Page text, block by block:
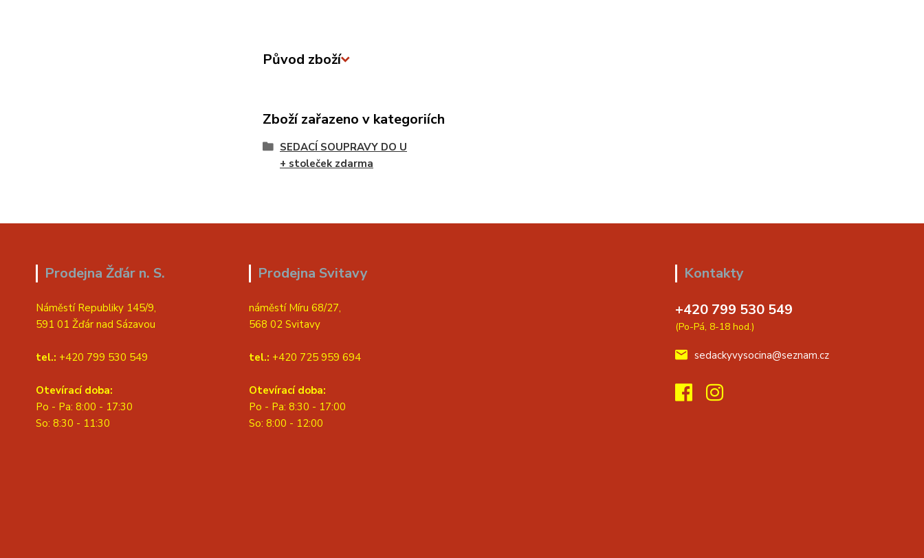
Původ zboží
Zboží zařazeno v kategoriích
SEDACÍ SOUPRAVY DO U
+ stoleček zdarma
Prodejna Žďár n. S.
Náměstí Republiky 145/9,
591 01 Žďár nad Sázavou
tel.: +420 799 530 549
Otevírací doba:
Po - Pa: 8:00 - 17:30
So: 8:30 - 11:30
Prodejna Svitavy
náměstí Míru 68/27,
568 02 Svitavy
tel.: +420 725 959 694
Otevírací doba:
Po - Pa: 8:30 - 17:00
So: 8:00 - 12:00
Kontakty
+420 799 530 549
(Po-Pá, 8-18 hod.)
sedackyvysocina@seznam.cz